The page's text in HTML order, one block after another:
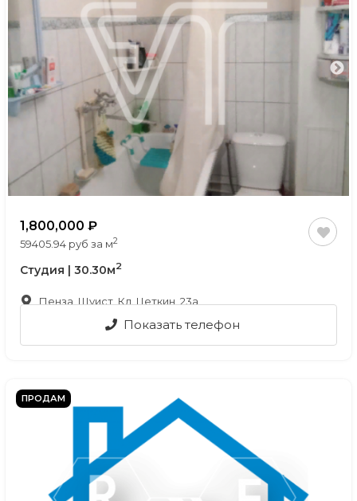
1,800,000
59405.94 руб за м2
Студия | 30.30м2
Пенза, Шуист, Кл. Цеткин, 23а
Показать телефон
ПРОДАМ